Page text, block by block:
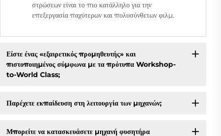
στρώσεων είναι το πιο κατάλληλο για την
επεξεργασία παχύτερων και πολυσύνθετων φιλμ.
Είστε ένας «εξαιρετικός προμηθευτής» και
πιστοποιημένος σύμφωνα με τα πρότυπα Workshop-
to-World Class;
Παρέχετε εκπαίδευση στη λειτουργία των μηχανών;
Μπορείτε να κατασκευάσετε μηχανή φυσητήρα